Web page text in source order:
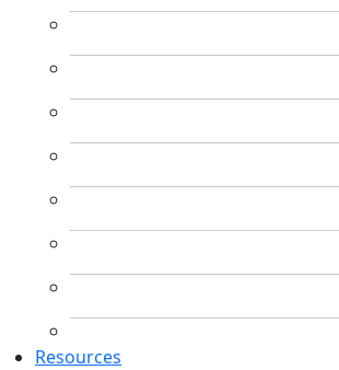
Resources